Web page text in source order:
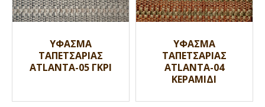
ΥΦΑΣΜΑ
ΤΑΠΕΤΣΑΡΙΑΣ
ATLANTA-05 ΓΚΡΙ
ΥΦΑΣΜΑ
ΤΑΠΕΤΣΑΡΙΑΣ
ATLANTA-04
ΚΕΡΑΜΙΔΙ